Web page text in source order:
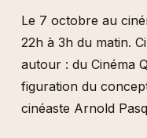
Le 7 octobre au
22h à 3h du matin.
autour : du Cinéma
figuration du
cinéaste Arnold